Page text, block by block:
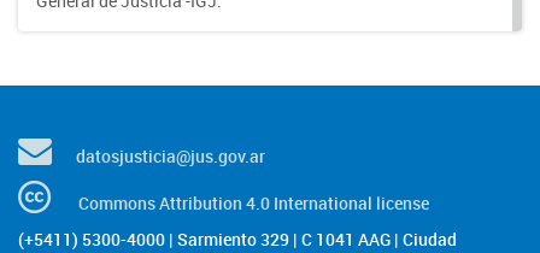
datosjusticia@jus.gov.ar
Commons Attribution 4.0 International license
(+5411) 5300-4000 | Sarmiento 329 | C 1041 AAG | Ciudad